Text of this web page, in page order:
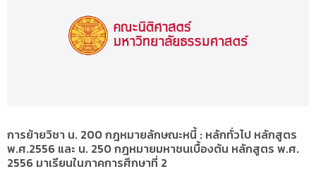
การย้ายวิชา น. 200 กฎหมายลักษณะหนี้ : หลักทั่วไป หลักสูตร
พ.ศ.2556 และ น. 250 กฎหมายมหาชนเบื้องต้น หลักสูตร พ.ศ.
2556 มาเรียนในภาคการศึกษาที่ 2